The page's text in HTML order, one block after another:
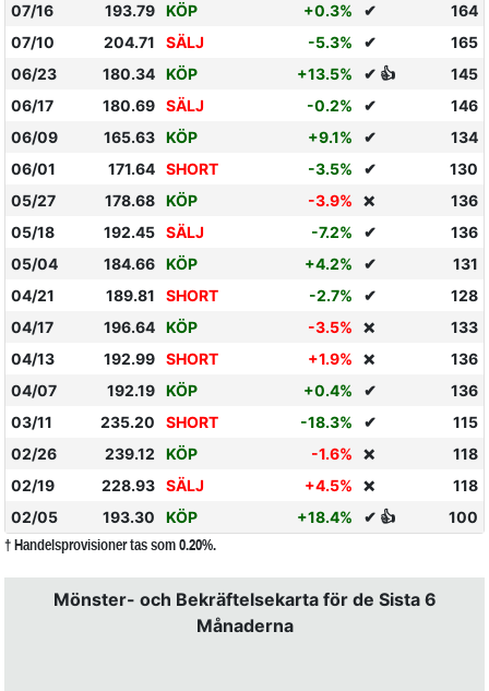
07/16
193.79 KÖP +0.3% ✔
164
07/10
204.71 SÄLJ -5.3% ✔
165
06/23
180.34 KÖP +13.5% ✔ 👍
145
06/17
180.69 SÄLJ -0.2% ✔
146
06/09
165.63 KÖP +9.1% ✔
134
06/01
171.64 SHORT -3.5% ✔
130
05/27
178.68 KÖP -3.9% ❌
136
05/18
192.45 SÄLJ -7.2% ✔
136
05/04
184.66 KÖP +4.2% ✔
131
04/21
189.81 SHORT -2.7% ✔
128
04/17
196.64 KÖP -3.5% ❌
133
04/13
192.99 SHORT +1.9% ❌
136
04/07
192.19 KÖP +0.4% ✔
136
03/11
235.20 SHORT -18.3% ✔
115
02/26
239.12 KÖP -1.6% ❌
118
02/19
228.93 SÄLJ +4.5% ❌
118
02/05
193.30 KÖP +18.4% ✔ 👍 100
† Handelsprovisioner tas som 0.20%.
Mönster- och Bekräftelsekarta för de Sista 6
Månaderna